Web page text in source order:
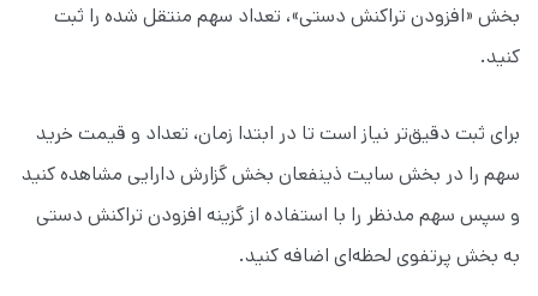
بخش «افزودن تراکنش دستی»، تعداد سهم منتقل شده را ثبت
کنید.
برای ثبت دقیق‌تر نیاز است تا در ابتدا زمان، تعداد و قیمت خرید
سهم را در بخش سایت ذینفعان بخش گزارش دارایی مشاهده کنید
و سپس سهم مدنظر را با استفاده از گزینه افزودن تراکنش دستی
به بخش پرتفوی لحظه‌ای اضافه کنید.